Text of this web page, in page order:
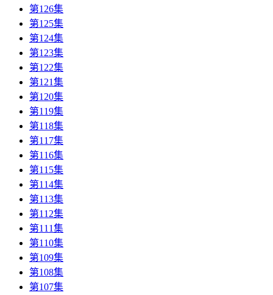
第126集
第125集
第124集
第123集
第122集
第121集
第120集
第119集
第118集
第117集
第116集
第115集
第114集
第113集
第112集
第111集
第110集
第109集
第108集
第107集